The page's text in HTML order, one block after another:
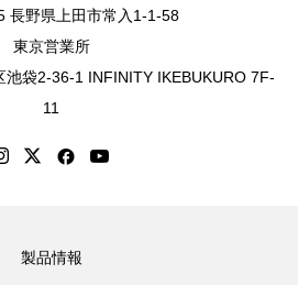
長野県上田市常入1-1-58
東京営業所
袋2-36-1 INFINITY IKEBUKURO 7F-
11
製品情報